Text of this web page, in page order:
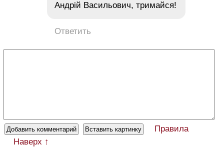
Андрій Васильович, тримайся!
Ответить
Правила
Наверх ↑